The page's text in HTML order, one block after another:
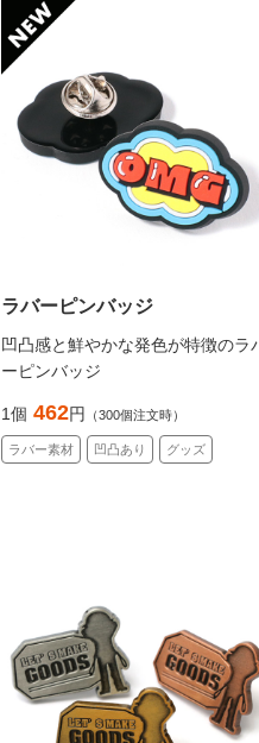
ラバーピンバッジ
凹凸感と鮮やかな発色が特徴のラ
ーピンバッジ
1個 462円 （300個注文時）
ラバー素材 凹凸あり グッズ